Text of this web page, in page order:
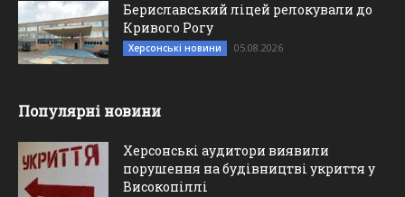
Бериславський ліцей релокували до
Кривого Рогу
Херсонські новини 05.08.2026
Популярні новини
Херсонські аудитори виявили
порушення на будівництві укриття у
Високопіллі